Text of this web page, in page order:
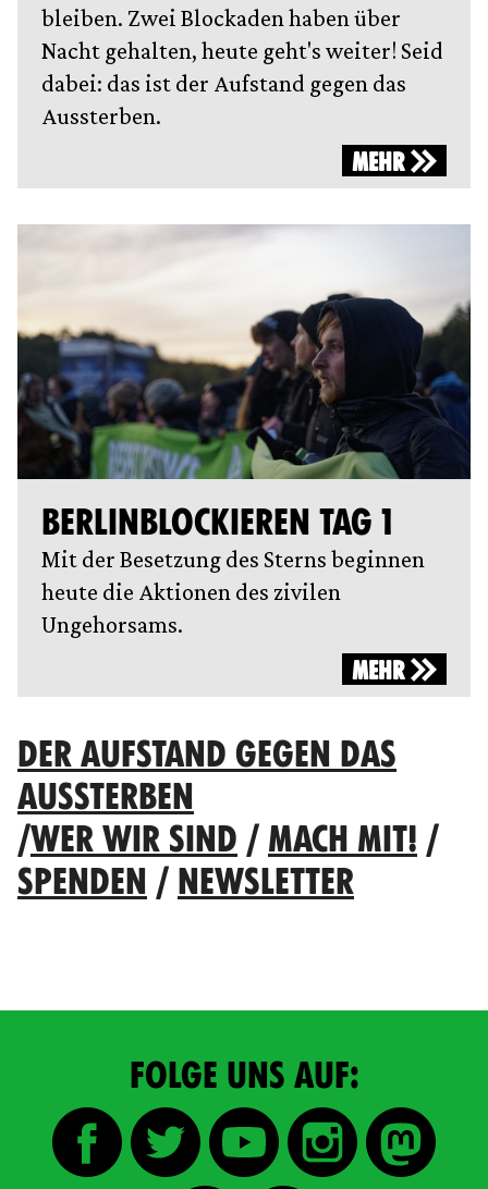
bleiben. Zwei Blockaden haben über
Nacht gehalten, heute geht's weiter! Seid
dabei: das ist der Aufstand gegen das
Aussterben.
MEHR
BERLINBLOCKIEREN TAG 1
Mit der Besetzung des Sterns beginnen
heute die Aktionen des zivilen
Ungehorsams.
MEHR
DER AUFSTAND GEGEN DAS
AUSSTERBEN
/WER WIR SIND / MACH MIT! /
SPENDEN / NEWSLETTER
FOLGE UNS AUF: